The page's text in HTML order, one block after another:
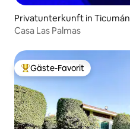
Privatunterkunft in Ticumán
Casa Las Palmas
Beliebter Gäste-Favorit.
Gäste-Favorit